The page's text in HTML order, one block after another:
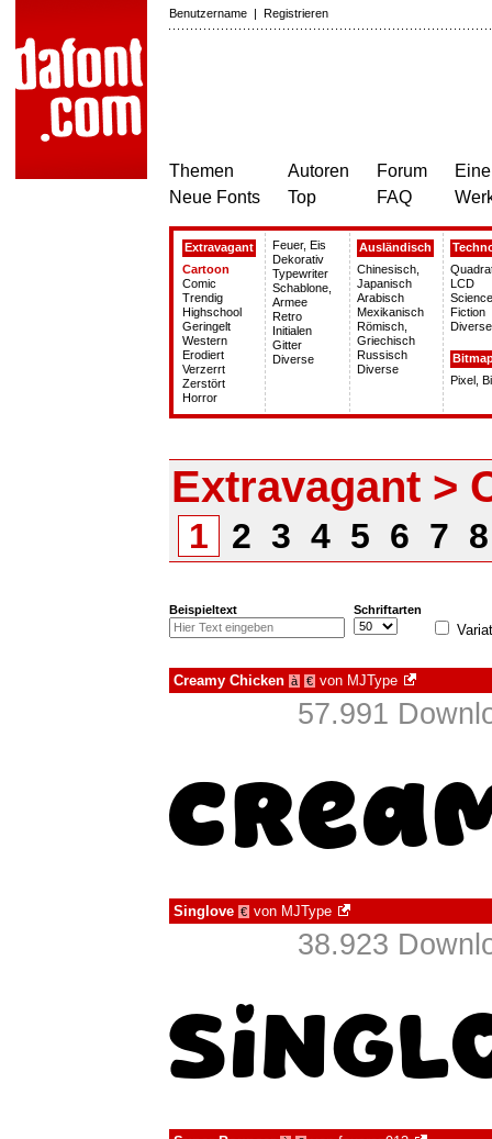
Benutzername | Registrieren
Themen
Neue Fonts
Autoren
Top
Forum
FAQ
Extravagant
Cartoon
Comic
Trendig
Highschool
Geringelt
Western
Erodiert
Verzerrt
Zerstört
Horror
Feuer, Eis
Dekorativ
Typewriter
Schablone,
Armee
Retro
Initialen
Gitter
Diverse
Ausländisch
Chinesisch,
Japanisch
Arabisch
Mexikanisch
Römisch,
Griechisch
Russisch
Diverse
LCD
Fiction
Diverse
Pixel,
Extravagant >
1 2 3 4 5 6 7
Beispieltext Schriftarten
Creamy Chicken à € von MJType
57.991
Singlove € von MJType
38.923